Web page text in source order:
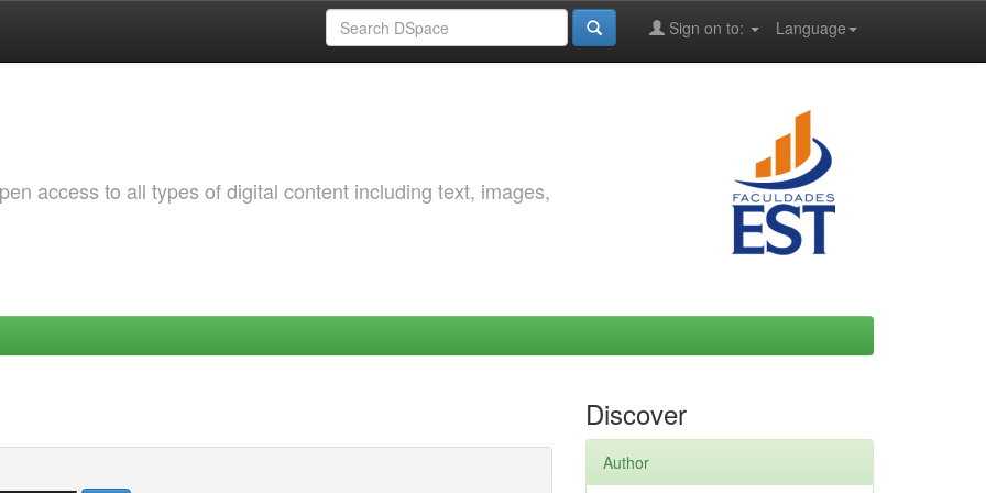
Language
Sign on to:
access to all types of digital content including text, images,
Discover
Author